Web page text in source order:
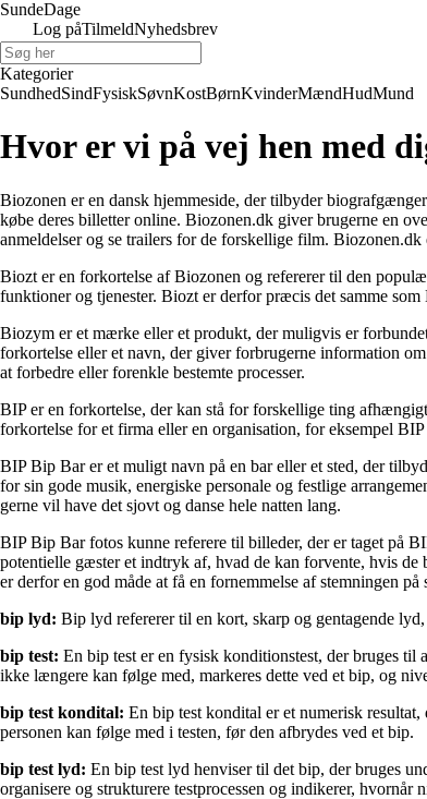
SundeDage
Log påTilmeldNyhedsbrev
Kategorier
SundhedSindFysiskSøvnKostBørnKvinderMændHudMund
Hvor er vi på vej hen med
Biozonen er en dansk hjemmeside, der tilbyder
købe deres billetter online. Biozonen.dk giver brugerne en
anmeldelser og se trailers for de forskellige film.
Biozt er en forkortelse af Biozonen og refererer til den
funktioner og tjenester. Biozt er derfor præcis det samme
Biozym er et mærke eller et produkt, der muligvis er
forkortelse eller et navn, der giver forbrugerne information
at forbedre eller forenkle bestemte processer.
BIP er en forkortelse, der kan stå for forskellige ting
forkortelse for et firma eller en organisation, for eksempel
BIP Bip Bar er et muligt navn på en bar eller et sted, der
for sin gode musik, energiske personale og festlige
gerne vil have det sjovt og danse hele natten lang.
BIP Bip Bar fotos kunne referere til billeder, der er taget på
potentielle gæster et indtryk af, hvad de kan forvente, hvis
er derfor en god måde at få en fornemmelse af stemningen
bip lyd: Bip lyd refererer til en kort, skarp og gentagende
bip test: En bip test er en fysisk konditionstest, der bruges til
ikke længere kan følge med, markeres dette ved et bip, og
bip test kondital: En bip test kondital er et numerisk
personen kan følge med i testen, før den afbrydes ved et bip.
bip test lyd: En bip test lyd henviser til det bip, der bruges
organisere og strukturere testprocessen og indikerer, hvornår